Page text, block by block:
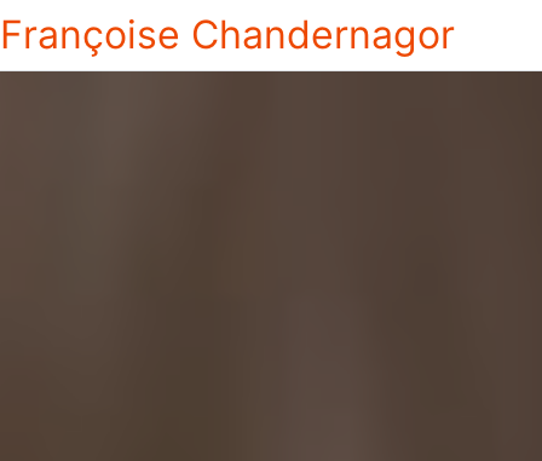
Françoise Chandernagor